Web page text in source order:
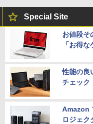
Special Site
お値段そ
「お得
性能の良
チェック
Amazon
ロジェク